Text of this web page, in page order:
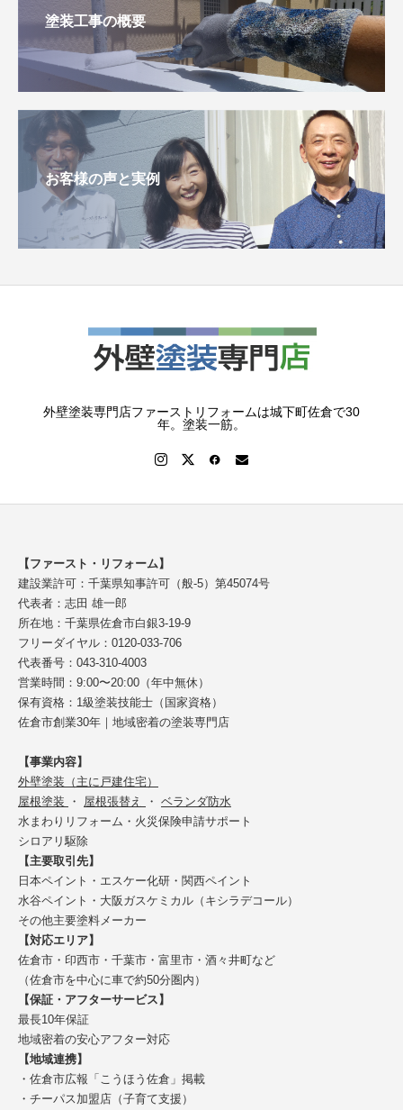
塗装工事の概要
お客様の声と実例
外壁塗装専門店ファーストリフォームは城下町佐倉で30
年。塗装一筋。
【ファースト・リフォーム】
建設業許可：千葉県知事許可（般-5）第45074号
代表者：志田 雄一郎
所在地：千葉県佐倉市白銀3-19-9
フリーダイヤル：0120-033-706
代表番号：043-310-4003
営業時間：9:00〜20:00（年中無休）
保有資格：1級塗装技能士（国家資格）
佐倉市創業30年｜地域密着の塗装専門店
【事業内容】
外壁塗装（主に戸建住宅）
屋根塗装
・ 屋根張替え ・ ベランダ防水
水まわりリフォーム・火災保険申請サポート
シロアリ駆除
【主要取引先】
日本ペイント・エスケー化研・関西ペイント
水谷ペイント・大阪ガスケミカル（キシラデコール）
その他主要塗料メーカー
【対応エリア】
佐倉市・印西市・千葉市・富里市・酒々井町など
（佐倉市を中心に車で約50分圏内）
【保証・アフターサービス】
最長10年保証
地域密着の安心アフター対応
【地域連携】
・佐倉市広報「こうほう佐倉」掲載
・チーパス加盟店（子育て支援）